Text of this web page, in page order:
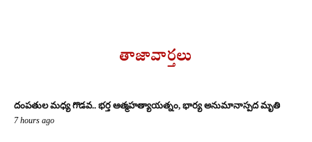
తాజావార్తలు
దంపతుల మధ్య గొడవ.. భర్త ఆత్మహత్యాయత్నం, భార్య అనుమానాస్పద మృతి
7 hours ago